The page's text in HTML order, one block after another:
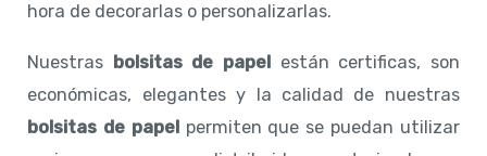
hora de decorarlas o personalizarlas.
Nuestras bolsitas de papel están certificas, son
económicas, elegantes y la calidad de nuestras
bolsitas de papelpermiten que se puedan utilizar